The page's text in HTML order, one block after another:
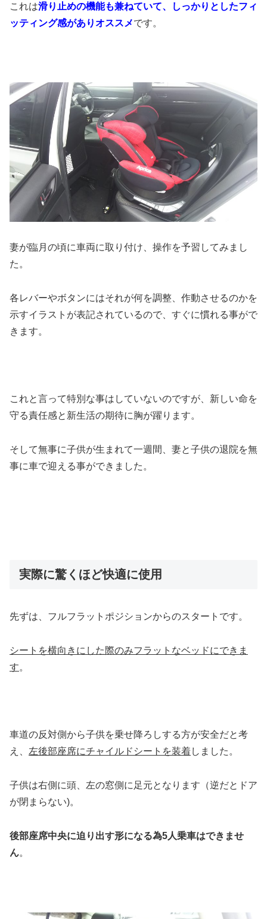
これは滑り止めの機能も兼ねていて、しっかりとしたフィ
ッティング感がありオススメです。
妻が臨月の頃に車両に取り付け、操作を予習してみまし
た。
各レバーやボタンにはそれが何を調整、作動させるのかを
示すイラストが表記されているので、すぐに慣れる事がで
きます。
これと言って特別な事はしていないのですが、新しい命を
守る責任感と新生活の期待に胸が躍ります。
そして無事に子供が生まれて一週間、妻と子供の退院を無
事に車で迎える事ができました。
実際に驚くほど快適に使用
先ずは、フルフラットポジションからのスタートです。
シートを横向きにした際のみフラットなベッドにできま
す。
車道の反対側から子供を乗せ降ろしする方が安全だと考
え、 左後部座席にチャイルドシートを装着しました。
子供は右側に頭、左の窓側に足元となります（逆だとドア
が閉まらない)。
後部座席中央に迫り出す形になる為5人乗車はできませ
ん。